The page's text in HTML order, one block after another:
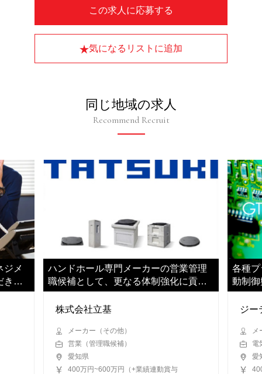
この求人に応募する
気になるリストに追加
同じ地域の求人
Recommend Recruit
ジメ
きま
ハンドホール専門メーカーの営業管理
職候補として、更なる体制強化に貢献
いただきます
株式会社立基
メーカー（その他）
営業（管理職候補）
愛知県
400万円~600万円（+業績連動賞与
各種
動制
ださい
ジー
メ
電
愛